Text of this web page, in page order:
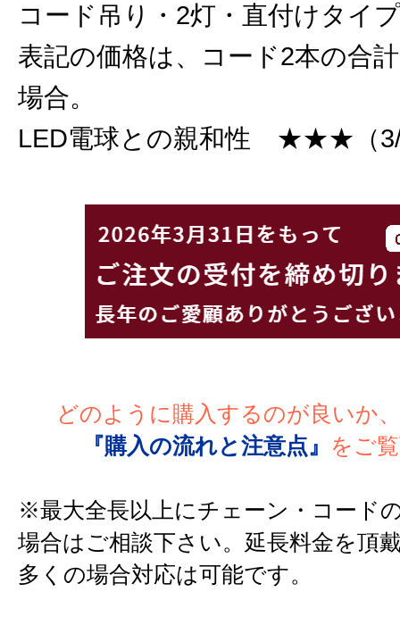
コード吊り・2灯・直付けタイ
表記の価格は、コード2本の合
場合。
LED電球との親和性 ★★★（
どのように購入するのが良いか
『購入の流れと注意点』
をご
※最大全長以上にチェーン・コード
場合はご相談下さい。延長料金を頂
多くの場合対応は可能です。